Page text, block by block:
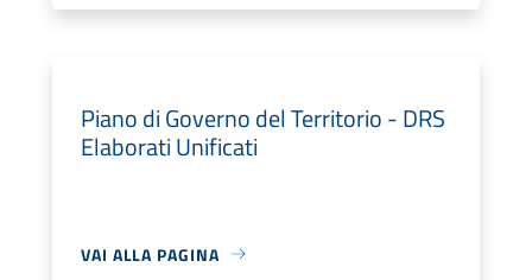
Piano di Governo del Territorio - DRS
Elaborati Unificati
VAI ALLA PAGINA